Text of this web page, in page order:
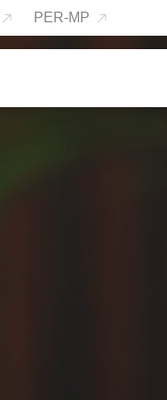
PER-MP